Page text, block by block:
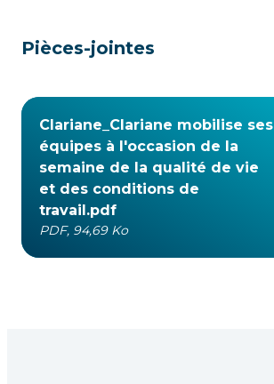
Pièces-jointes
Clariane_Clariane mobilise ses
équipes à l'occasion de la
semaine de la qualité de vie
et des conditions de
travail.pdf
PDF, 94,69 Ko